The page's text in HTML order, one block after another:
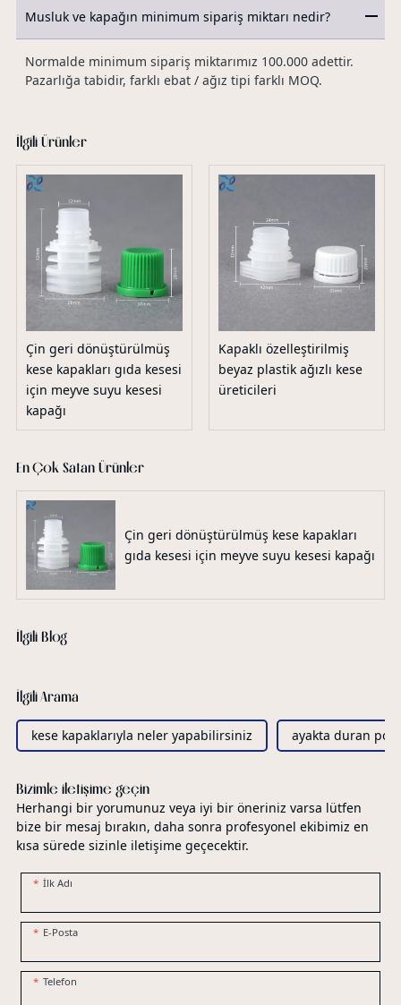
Musluk ve kapağın minimum sipariş miktarı nedir?
Normalde minimum sipariş miktarımız 100.000 adettir.
Pazarlığa tabidir, farklı ebat / ağız tipi farklı MOQ.
İlgili Ürünler
Çin geri dönüştürülmüş
kese kapakları gıda kesesi
için meyve suyu kesesi
kapağı
Kapaklı özelleştirilmiş
beyaz plastik ağızlı kese
üreticileri
En Çok Satan Ürünler
Çin geri dönüştürülmüş kese kapakları
gıda kesesi için meyve suyu kesesi kapağı
İlgili Blog
İlgili Arama
kese kapaklarıyla neler yapabilirsiniz ayakta duran
Bizimle iletişime geçin
Herhangi bir yorumunuz veya iyi bir öneriniz varsa lütfen
bize bir mesaj bırakın, daha sonra profesyonel ekibimiz en
kısa sürede sizinle iletişime geçecektir.
İlk Adı
E-Posta
Telefon